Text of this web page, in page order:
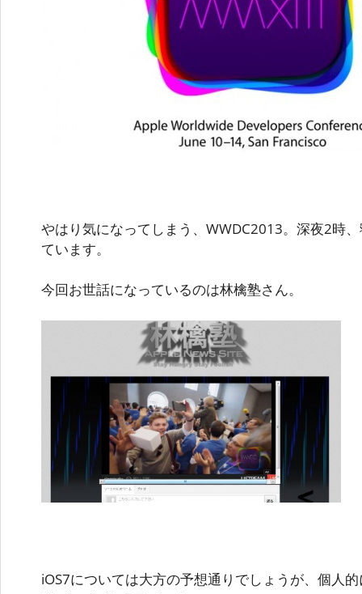
やはり気になってしまう、WWDC2013。深夜2時
ています。
今回お世話になっているのは林檎塾さん。
iOS7については大方の予想通りでしょうが、個人